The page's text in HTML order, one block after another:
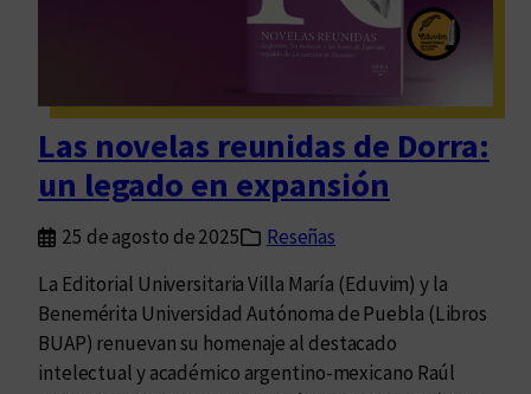
i
l
a
a
r
í
a
n
a
c
i
m
e
n
t
o
Las novelas reunidas de Dorra:
un legado en expansión
25 de agosto de 2025
Reseñas
La Editorial Universitaria Villa María (Eduvim) y la
Benemérita Universidad Autónoma de Puebla (Libros
BUAP) renuevan su homenaje al destacado
intelectual y académico argentino-mexicano Raúl